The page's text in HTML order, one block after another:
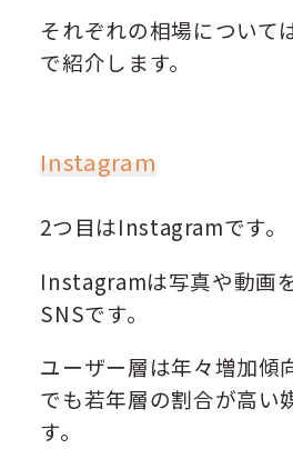
それぞれの相場について
で紹介します。
Instagram
2つ目はInstagramです。
Instagramは写真や動画
SNSです。
ユーザー層は年々増加傾
でも若年層の割合が高い
す。